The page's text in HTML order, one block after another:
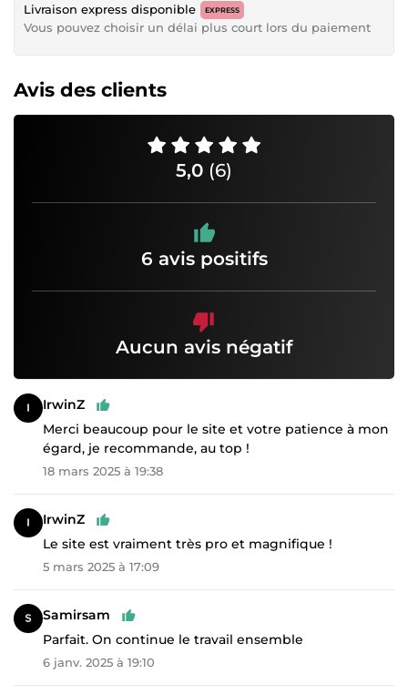
Livraison express disponible EXPRESS
Vous pouvez choisir un délai plus court lors du paiement
Avis des clients
5,0 (6)
6 avis positifs
Aucun avis négatif
IrwinZ
Merci beaucoup pour le site et votre patience à mon
égard, je recommande, au top !
18 mars 2025 à 19:38
IrwinZ
Le site est vraiment très pro et magnifique !
5 mars 2025 à 17:09
Samirsam
Parfait. On continue le travail ensemble
6 janv. 2025 à 19:10